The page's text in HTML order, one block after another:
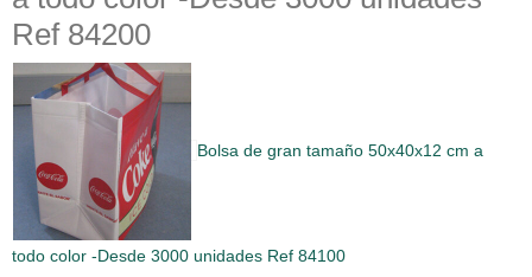
Ref 84200
Bolsa de gran tamaño 50x40x12 cm a
todo color -Desde 3000 unidades Ref 84100